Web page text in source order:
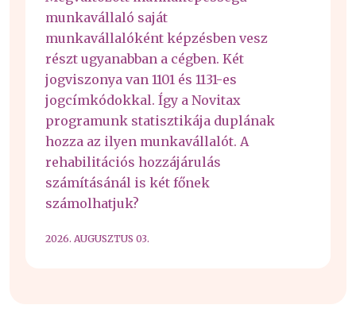
munkavállaló saját
munkavállalóként képzésben vesz
részt ugyanabban a cégben. Két
jogviszonya van 1101 és 1131-es
jogcímkódokkal. Így a Novitax
programunk statisztikája duplának
hozza az ilyen munkavállalót. A
rehabilitációs hozzájárulás
számításánál is két főnek
számolhatjuk?
2026. AUGUSZTUS 03.